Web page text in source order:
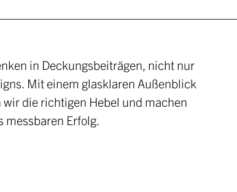
in Deckungsbeiträgen, nicht nur
Mit einem glasklaren Außenblick
wir die richtigen Hebel und machen
messbaren Erfolg.